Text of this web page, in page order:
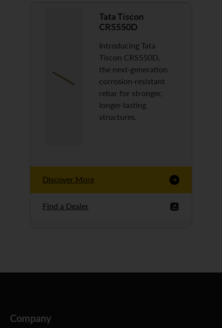
Tata Tiscon
CRS550D
Introducing Tata
Tiscon CRS550D,
the next-generation
corrosion-resistant
rebar for stronger,
longer-lasting
structures.
Discover More
Find a Dealer
Company